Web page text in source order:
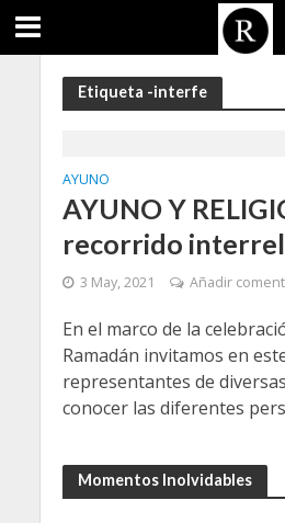
Etiqueta -interfe
AYUNO
AYUNO Y
recorrido
3 May, 2021 Añadir
En el marco de la
Ramadán invitamos en
representantes de
conocer las diferentes
Momentos Inolvidables